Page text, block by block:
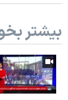
بیشتر